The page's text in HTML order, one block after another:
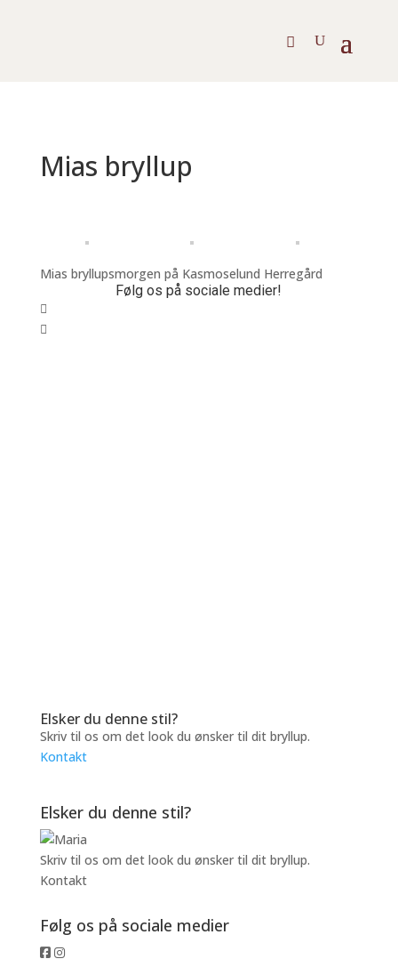
Mias bryllup
Mias bryllupsmorgen på Kasmoselund Herregård
Følg os på sociale medier!
Elsker du denne stil?
Skriv til os om det look du ønsker til dit bryllup.
Kontakt
Elsker du denne stil?
Skriv til os om det look du ønsker til dit bryllup.
Kontakt
Følg os på sociale medier